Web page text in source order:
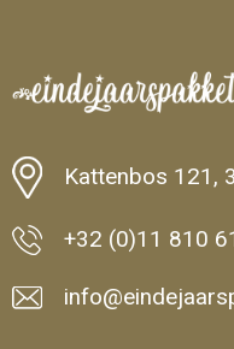
Kattenbos 121,
+32 (0)11 810